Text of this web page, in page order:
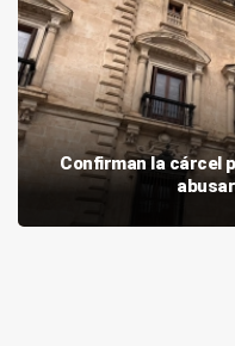
Confirman la cárcel